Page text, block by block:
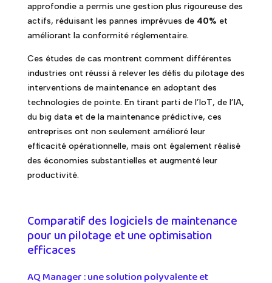
approfondie a permis une gestion plus rigoureuse des
actifs, réduisant les pannes imprévues de 40% et
améliorant la conformité réglementaire.
Ces études de cas montrent comment différentes
industries ont réussi à relever les défis du pilotage des
interventions de maintenance en adoptant des
technologies de pointe. En tirant parti de l’IoT, de l’IA,
du big data et de la maintenance prédictive, ces
entreprises ont non seulement amélioré leur
efficacité opérationnelle, mais ont également réalisé
des économies substantielles et augmenté leur
productivité.
Comparatif des logiciels de maintenance
pour un pilotage et une optimisation
efficaces
AQ Manager : une solution polyvalente et